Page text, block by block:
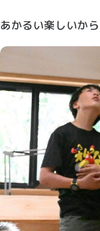
あかるい楽しいか